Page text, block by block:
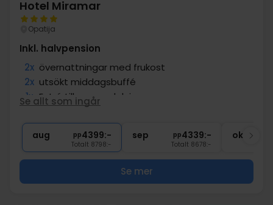
Hotel Miramar
Opatija
Inkl. halvpension
2x övernattningar med frukost
2x utsökt middagsbuffé
1x Entré till spa-avdelning
1 välkomstdrink
1x Guidad stadsvandring
Se allt som ingår
aug pp4399:-
Totalt 8798:-
sep pp4339:-
Totalt 8678:-
okt
Se mer